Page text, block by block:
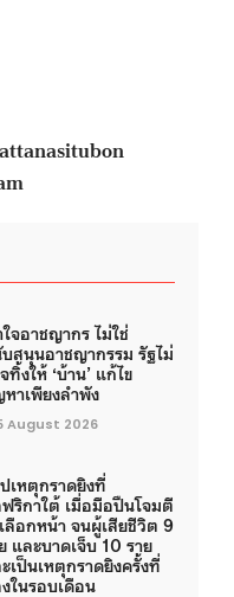
ใจอาชญากร ไม่ใช่
สนุนอาชญากรรม รัฐไม่
ทิ้งให้ ‘บ้าน’ แก้ไข
าเพียงลำพัง
August 2026
เหตุกราดยิงที่
ริกาใต้ เมื่อมือปืนโจมตี
ลือกหน้า จนผู้เสียชีวิต 9
และบาดเจ็บ 10 ราย
เป็นเหตุกราดยิงครั้งที่
ในรอบเดือน